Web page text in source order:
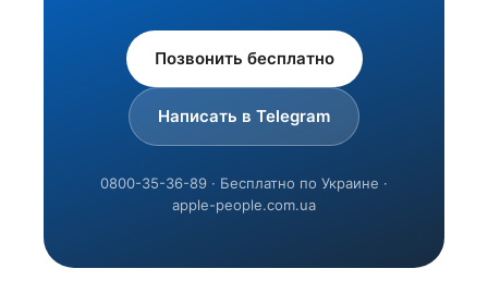
Позвонить бесплатно
Написать в Telegram
0800-35-36-89 · Бесплатно по Украине ·
apple-people.com.ua